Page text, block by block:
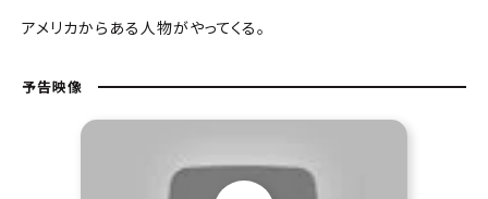
アメリカからある人物がやってくる。
予告映像